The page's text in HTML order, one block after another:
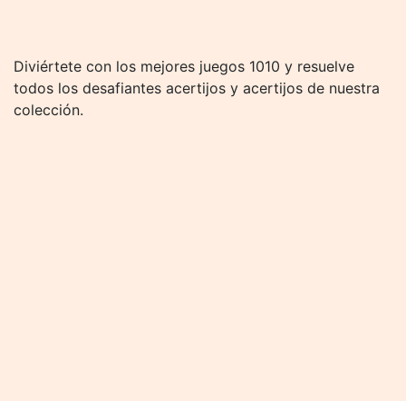
Diviértete con los mejores juegos 1010 y resuelve
todos los desafiantes acertijos y acertijos de nuestra
colección.